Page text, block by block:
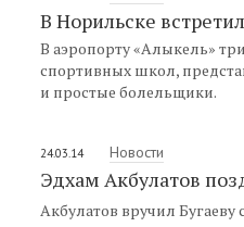
В Норильске
В аэропорту «Алыкель»
спортивных школ,
и простые болельщики.
24.03.14 Новости
Эдхам Акбулатов
Акбулатов вручил